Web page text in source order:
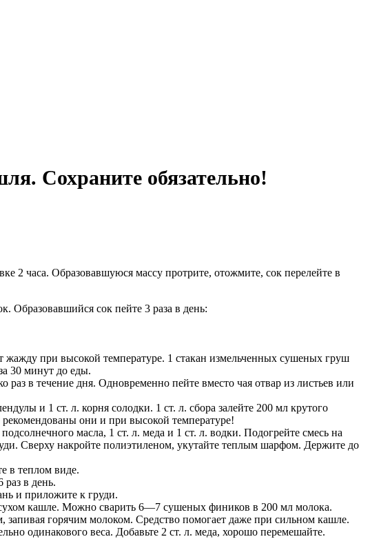
Сохраните обязательно!
2 часа. Образовавшуюся массу протрите, отожмите, сок перелейте в
Образовавшийся сок пейте 3 раза в день:
при высокой температуре. 1 стакан измельченных сушеных груш
30 минут до еды.
в течение дня. Одновременно пейте вместо чая отвар из листьев или
и 1 ст. л. корня солодки. 1 ст. л. сбора залейте 200 мл крутого
они и при высокой температуре!
масла, 1 ст. л. меда и 1 ст. л. водки. Подогрейте смесь на
Сверху накройте полиэтиленом, укутайте теплым шарфом. Держите до
в теплом виде.
в день.
и приложите к груди.
кашле. Можно сварить 6—7 сушеных фиников в 200 мл молока.
горячим молоком. Средство помогает даже при сильном кашле.
одинакового веса. Добавьте 2 ст. л. меда, хорошо перемешайте.